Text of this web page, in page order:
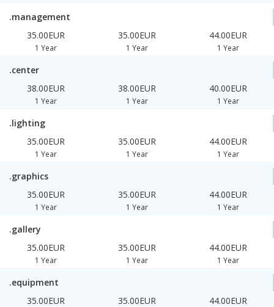
.management
35.00EUR
1 Year
35.00EUR
1 Year
44.00EUR
1 Year
.center
38.00EUR
1 Year
38.00EUR
1 Year
40.00EUR
1 Year
.lighting
35.00EUR
1 Year
35.00EUR
1 Year
44.00EUR
1 Year
.graphics
35.00EUR
1 Year
35.00EUR
1 Year
44.00EUR
1 Year
.gallery
35.00EUR
1 Year
35.00EUR
1 Year
44.00EUR
1 Year
.equipment
35.00EUR
35.00EUR 44.00EUR